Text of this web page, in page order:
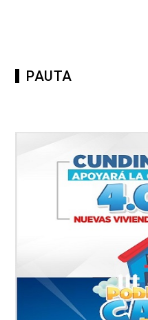
PAUTA